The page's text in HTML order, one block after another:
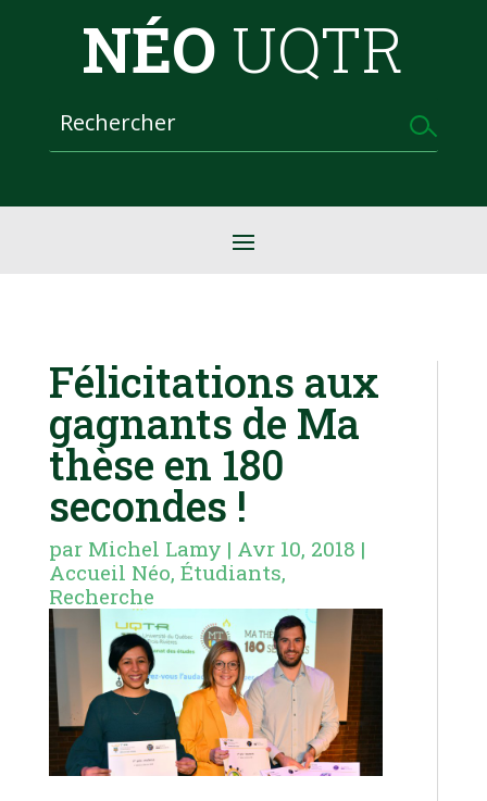
NÉO UQTR
Félicitations aux
gagnants de Ma
thèse en 180
secondes !
par Michel Lamy | Avr 10, 2018 |
Accueil Néo, Étudiants,
Recherche